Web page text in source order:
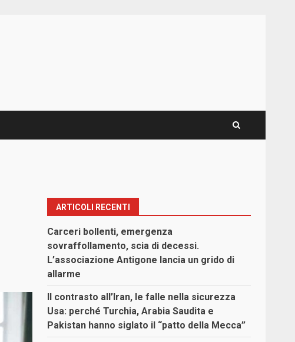
ARTICOLI RECENTI
Carceri bollenti, emergenza
sovraffollamento, scia di decessi.
L’associazione Antigone lancia un grido di
allarme
Il contrasto all’Iran, le falle nella sicurezza
Usa: perché Turchia, Arabia Saudita e
Pakistan hanno siglato il “patto della Mecca”